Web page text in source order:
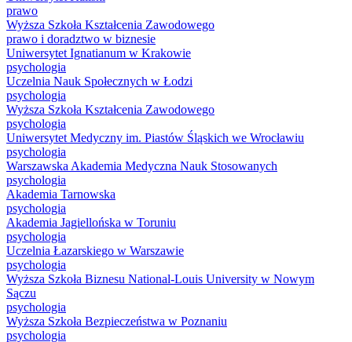
prawo
Wyższa Szkoła Kształcenia Zawodowego
prawo i doradztwo w biznesie
Uniwersytet Ignatianum w Krakowie
psychologia
Uczelnia Nauk Społecznych w Łodzi
psychologia
Wyższa Szkoła Kształcenia Zawodowego
psychologia
Uniwersytet Medyczny im. Piastów Śląskich we Wrocławiu
psychologia
Warszawska Akademia Medyczna Nauk Stosowanych
psychologia
Akademia Tarnowska
psychologia
Akademia Jagiellońska w Toruniu
psychologia
Uczelnia Łazarskiego w Warszawie
psychologia
Wyższa Szkoła Biznesu National-Louis University w Nowym
Sączu
psychologia
Wyższa Szkoła Bezpieczeństwa w Poznaniu
psychologia